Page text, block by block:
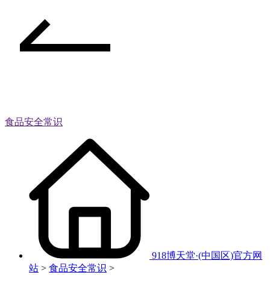
食品安全常识
918博天堂·(中国区)官方网
站 > 食品安全常识 >